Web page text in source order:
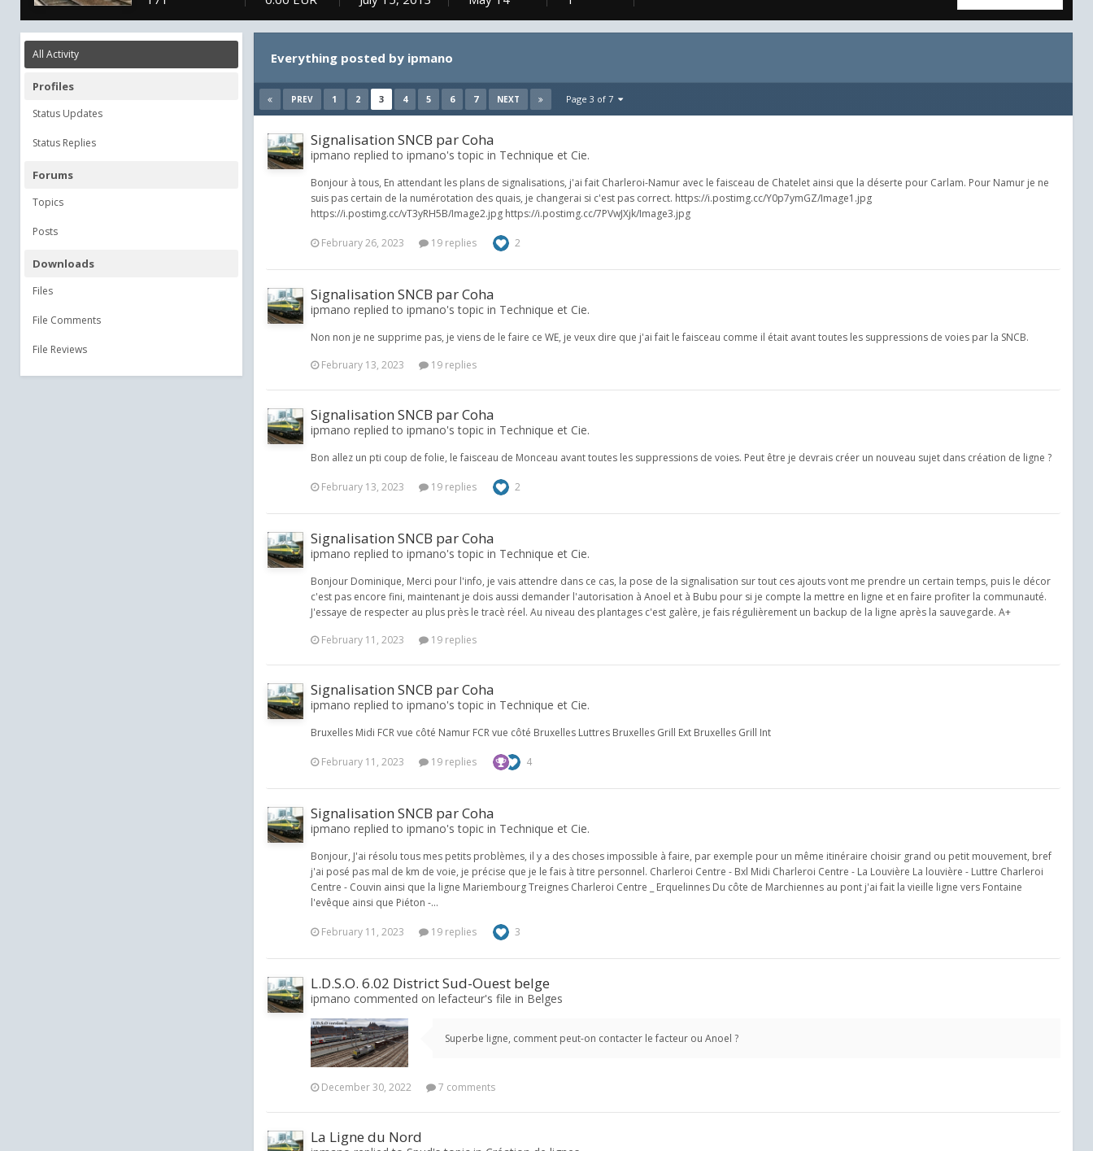
All Activity
Profiles
Status Updates
Status Replies
Forums
Topics
Posts
Downloads
Files
File Comments
File Reviews
Everything posted by ipmano
PREV 1 2 3 4 5 6 7 NEXT Page 3 of 7
Signalisation SNCB par Coha
ipmano replied to ipmano's topic in Technique et Cie.
Bonjour à tous, En attendant les plans de signalisations, j'ai fait Charleroi-Namur avec le faisceau de Chatelet ainsi que la déserte pour Carlam. Pour Namur je ne
suis pas certain de la numérotation des quais, je changerai si c'est pas correct. https://i.postimg.cc/Y0p7ymGZ/Image1.jpg
https://i.postimg.cc/vT3yRH5B/Image2.jpg https://i.postimg.cc/7PVwJXjk/Image3.jpg
February 26, 2023 19 replies 2
Signalisation SNCB par Coha
ipmano replied to ipmano's topic in Technique et Cie.
Non non je ne supprime pas, je viens de le faire ce WE, je veux dire que j'ai fait le faisceau comme il était avant toutes les suppressions de voies par la SNCB.
February 13, 2023
19 replies
Signalisation SNCB par Coha
ipmano replied to ipmano's topic in Technique et Cie.
Bon allez un pti coup de folie, le faisceau de Monceau avant toutes les suppressions de voies. Peut être je devrais créer un nouveau sujet dans création de ligne ?
February 13, 2023 19 replies 2
Signalisation SNCB par Coha
ipmano replied to ipmano's topic in Technique et Cie.
Bonjour Dominique, Merci pour l'info, je vais attendre dans ce cas, la pose de la signalisation sur tout ces ajouts vont me prendre un certain temps, puis le décor
c'est pas encore fini, maintenant je dois aussi demander l'autorisation à Anoel et à Bubu pour si je compte la mettre en ligne et en faire profiter la communauté.
J'essaye de respecter au plus près le tracè réel. Au niveau des plantages c'est galère, je fais régulièrement un backup de la ligne après la sauvegarde. A+
February 11, 2023
19 replies
Signalisation SNCB par Coha
ipmano replied to ipmano's topic in Technique et Cie.
Bruxelles Midi FCR vue côté Namur FCR vue côté Bruxelles Luttres Bruxelles Grill Ext Bruxelles Grill Int
February 11, 2023 19 replies 4
Signalisation SNCB par Coha
ipmano replied to ipmano's topic in Technique et Cie.
Bonjour, J'ai résolu tous mes petits problèmes, il y a des choses impossible à faire, par exemple pour un même itinéraire choisir grand ou petit mouvement, bref
j'ai posé pas mal de km de voie, je précise que je le fais à titre personnel. Charleroi Centre - Bxl Midi Charleroi Centre - La Louvière La louvière - Luttre Charleroi
Centre - Couvin ainsi que la ligne Mariembourg Treignes Charleroi Centre _ Erquelinnes Du côte de Marchiennes au pont j'ai fait la vieille ligne vers Fontaine
l'evêque ainsi que Piéton -...
February 11, 2023 19 replies 3
L.D.S.O. 6.02 District Sud-Ouest belge
ipmano commented on lefacteur's file in Belges
Superbe ligne, comment peut-on contacter le facteur ou Anoel ?
December 30, 2022 7 comments
La Ligne du Nord